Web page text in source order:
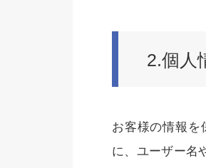
2.個人
お客様の情報を
に、ユーザー名